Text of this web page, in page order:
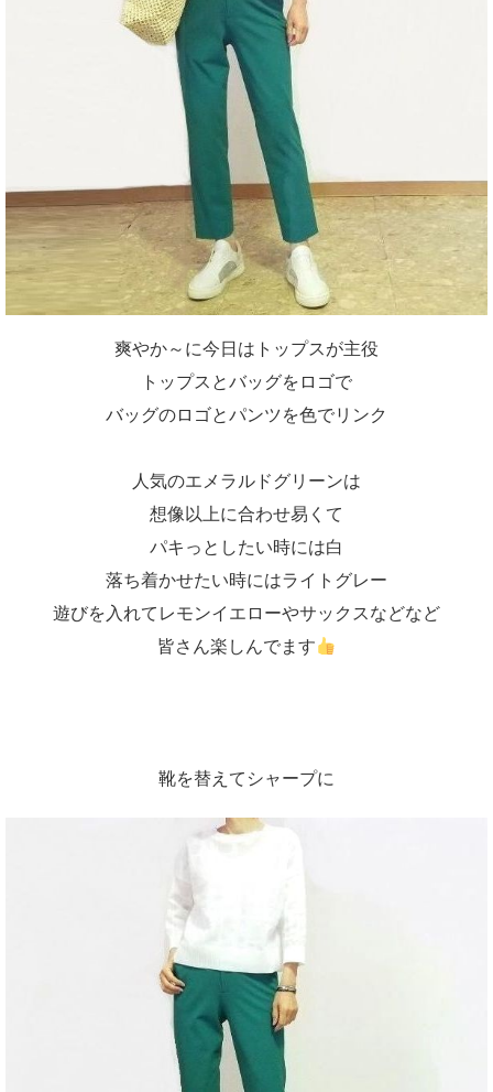
爽やか～に今日はトップスが主役
トップスとバッグをロゴで
バッグのロゴとパンツを色でリンク
人気のエメラルドグリーンは
想像以上に合わせ易くて
パキっとしたい時には白
落ち着かせたい時にはライトグレー
遊びを入れてレモンイエローやサックスなどなど
皆さん楽しんでます
靴を替えてシャープに